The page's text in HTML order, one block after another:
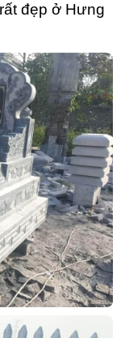
đẹp ở Hưng